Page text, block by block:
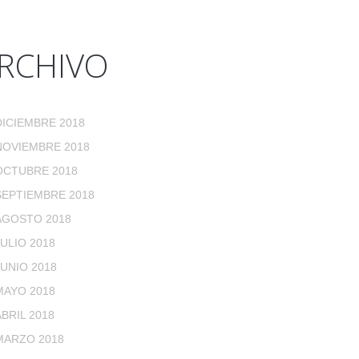
2018
2018
2018
2018
2018
2018
2018
2018
2018
2018